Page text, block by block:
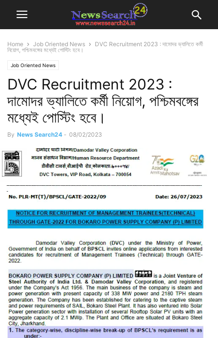
Home Job Oriented News
DVC Recruitment 2023 : দামোদর ভ্যালিতে কর্মী
নিয়োগ, পশ্চিমবঙ্গের মধ্যেই পোস্টিং হবে।
Job Oriented News
DVC Recruitment 2023 :
দামোদর ভ্যালিতে কর্মী নিয়োগ, পশ্চিমবঙ্গের
মধ্যেই পোস্টিং হবে।
By News Search24 - 08/02/2023